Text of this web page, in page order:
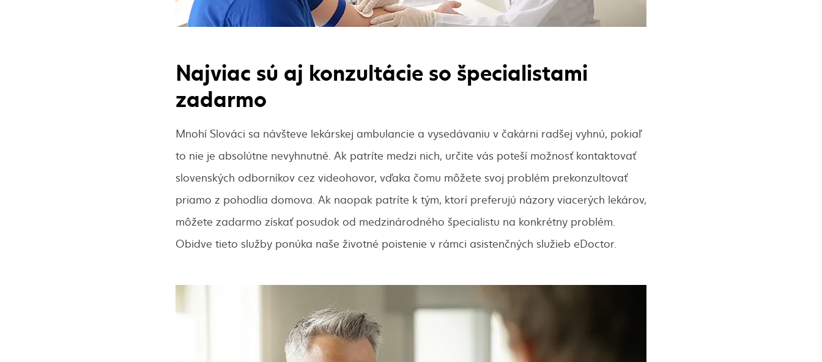
Najviac sú aj konzultácie so špecialistami
zadarmo
Mnohí Slováci sa návšteve lekárskej ambulancie a vysedávaniu v čakárni radšej vyhnú, pokiaľ
to nie je absolútne nevyhnutné. Ak patríte medzi nich, určite vás poteší možnosť kontaktovať
slovenských odborníkov cez videohovor, vďaka čomu môžete svoj problém prekonzultovať
priamo z pohodlia domova. Ak naopak patríte k tým, ktorí preferujú názory viacerých lekárov,
môžete zadarmo získať posudok od medzinárodného špecialistu na konkrétny problém.
Obidve tieto služby ponúka naše životné poistenie v rámci asistenčných služieb eDoctor.